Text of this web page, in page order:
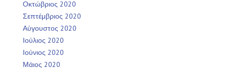
Οκτώβριος 2020
Σεπτέμβριος 2020
Αύγουστος 2020
Ιούλιος 2020
Ιούνιος 2020
Μάιος 2020